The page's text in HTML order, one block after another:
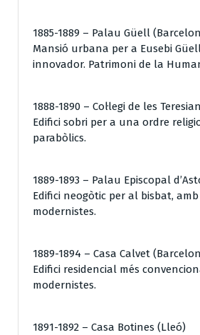
1885-1889 – Palau Güell
Mansió urbana per a Eusebi
innovador. Patrimoni de la
1888-1890 – Col·legi de les
Edifici sobri per a una ordre
parabòlics.
1889-1893 – Palau Episcopal
Edifici neogòtic per al bisbat,
modernistes.
1889-1894 – Casa Calvet
Edifici residencial més
modernistes.
1891-1892 – Casa Botines (Lleó)